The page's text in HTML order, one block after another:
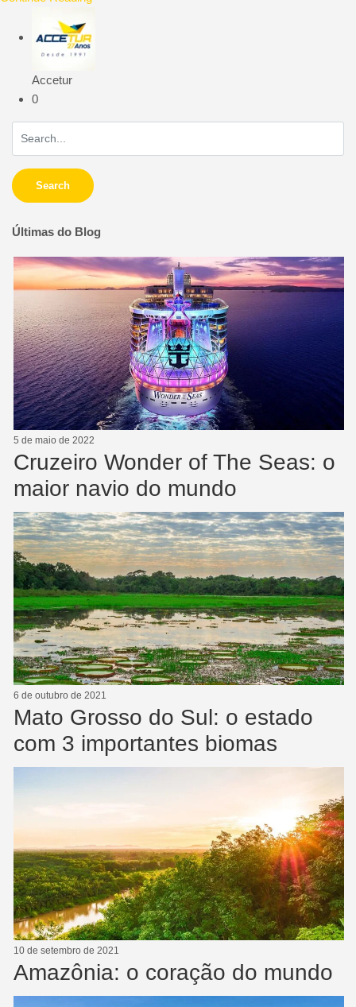
Accetur
0
Search
Últimas do Blog
5 de maio de 2022
Cruzeiro Wonder of The Seas: o
maior navio do mundo
6 de outubro de 2021
Mato Grosso do Sul: o estado
com 3 importantes biomas
10 de setembro de 2021
Amazônia: o coração do mundo